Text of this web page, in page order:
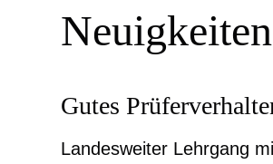
Neuigkeiten
Gutes
Landesweiter Lehrgang